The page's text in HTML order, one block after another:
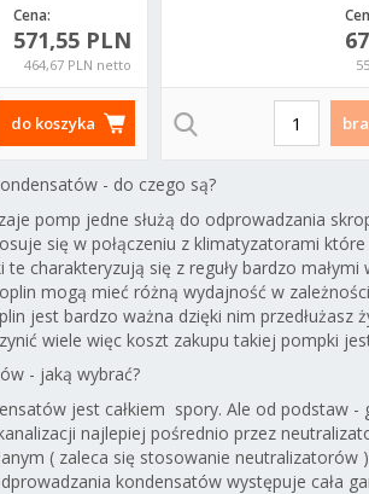
Grohe 22045000
zaworek katowy
pod baterie
1/2x3/8xm10
chrom
Grohe
zaworek
pod baterie
1/2x1/2
Cena:
571,55 PLN
464,67 PLN netto
do koszyka
- do czego są?
pomp jedne służą do odprowadzania
się w połączeniu z klimatyzatorami
te charakteryzują się z reguły bardzo
mogą mieć różną wydajność w
jest bardzo ważna dzięki nim
wiele więc koszt zakupu takiej pompki
- jaką wybrać?
jest całkiem spory. Ale od podstaw
najlepiej pośrednio przez
( zaleca się stosowanie
kondensatów występuje cała